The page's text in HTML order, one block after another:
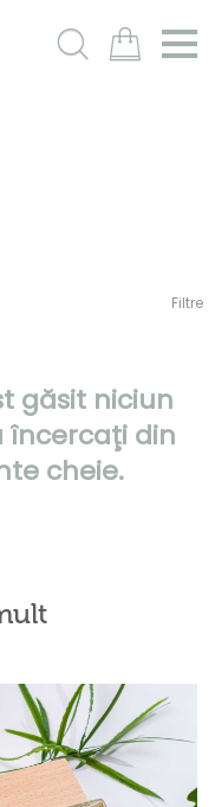
m
Filtre
găsit niciun
încercaţi din
cheie.